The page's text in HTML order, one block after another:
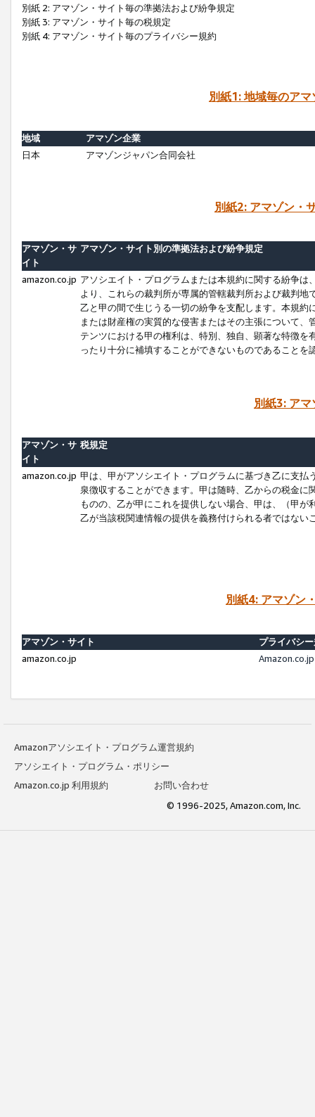
別紙 2: アマゾン・サイト毎の準拠法および紛争規定
別紙 3: アマゾン・サイト毎の税規定
別紙 4: アマゾン・サイト毎のプライバシー規約
別紙1: 地域毎のア
地域
アマゾン企業
日本
アマゾンジャパン合同会社
別紙2: アマゾン・
アマゾン・サ
イト
アマゾン・サイト別の準拠法および紛争規定
amazon.co.jp アソシエイト・プログラムまたは本規約に関する紛争
より、これらの裁判所が専属的管轄裁判所および裁判
乙と甲の間で生じうる一切の紛争を支配します。本規
または財産権の実質的な侵害またはその主張について
テンツにおける甲の権利は、特別、独自、顕著な特徴
ったり十分に補填することができないものであることを
別紙3: ア
アマゾン・サ
イト
税規定
amazon.co.jp 甲は、甲がアソシエイト・プログラムに基づき乙に支
泉徴収することができます。甲は随時、乙からの税金
ものの、乙が甲にこれを提供しない場合、甲は、（甲
乙が当該税関連情報の提供を義務付けられる者ではな
別紙4: アマゾン
アマゾン・サイト
プライバシ
amazon.co.jp
Amazonアソシエイト・プログラム運営規約
アソシエイト・プログラム・ポリシー
Amazon.co.jp 利用規約
お問い合わせ
© 1996-2025, Amazon.com, Inc.